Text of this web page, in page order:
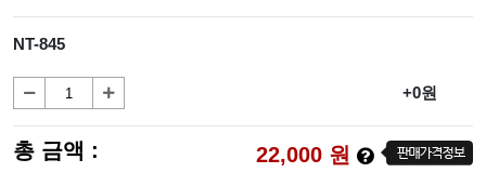
NT-845
+0원
총 금액 : 22,000 원